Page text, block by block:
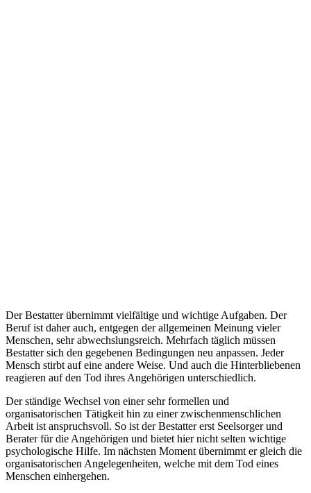
Der Bestatter übernimmt vielfältige und wichtige Aufgaben. Der
Beruf ist daher auch, entgegen der allgemeinen Meinung vieler
Menschen, sehr abwechslungsreich. Mehrfach täglich müssen
Bestatter sich den gegebenen Bedingungen neu anpassen. Jeder
Mensch stirbt auf eine andere Weise. Und auch die Hinterbliebenen
reagieren auf den Tod ihres Angehörigen unterschiedlich.
Der ständige Wechsel von einer sehr formellen und
organisatorischen Tätigkeit hin zu einer zwischenmenschlichen
Arbeit ist anspruchsvoll. So ist der Bestatter erst Seelsorger und
Berater für die Angehörigen und bietet hier nicht selten wichtige
psychologische Hilfe. Im nächsten Moment übernimmt er gleich die
organisatorischen Angelegenheiten, welche mit dem Tod eines
Menschen einhergehen.